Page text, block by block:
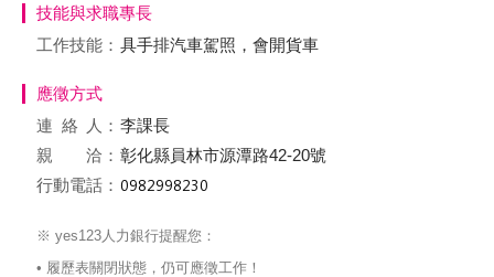
技能與求職專長
工作技能： 具手排汽車駕照，會開貨車
應徵方式
連絡
人： 李課長
親 洽： 彰化縣員林市源潭路42-20號
行動電話：
※ yes123人力銀行提醒您：
• 履歷表關閉狀態，仍可應徵工作！